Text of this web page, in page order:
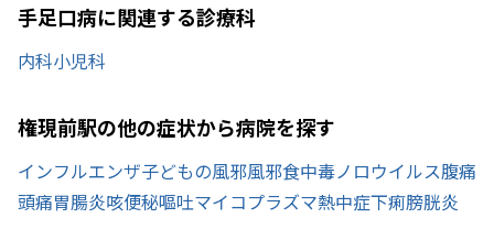
手足口病に関連する診療科
内科小児科
権現前駅の他の症状から病院を探す
インフルエンザ子どもの風邪風邪食中毒ノロウイルス腹痛
頭痛胃腸炎咳便秘嘔吐マイコプラズマ熱中症下痢膀胱炎